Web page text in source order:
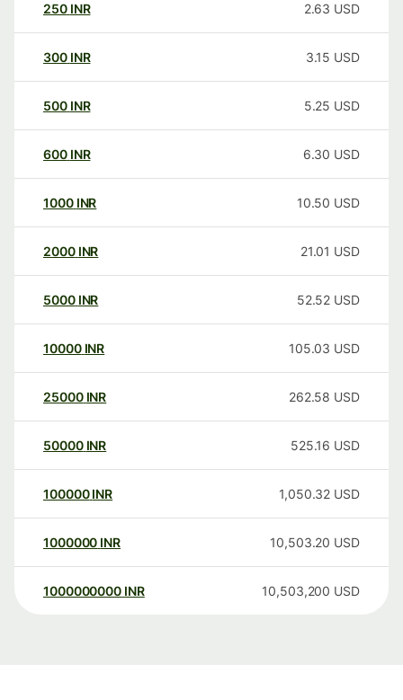
250 INR 2.63 USD
300 INR 3.15 USD
500 INR 5.25 USD
600 INR 6.30 USD
1000 INR 10.50 USD
2000 INR 21.01 USD
5000 INR 52.52 USD
10000 INR 105.03 USD
25000 INR 262.58 USD
50000 INR 525.16 USD
100000 INR 1,050.32 USD
1000000 INR 10,503.20 USD
1000000000 INR 10,503,200 USD